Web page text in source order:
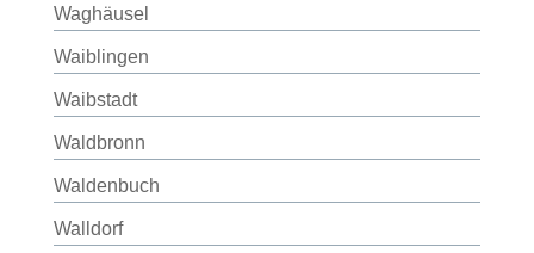
Waghäusel
Waiblingen
Waibstadt
Waldbronn
Waldenbuch
Walldorf